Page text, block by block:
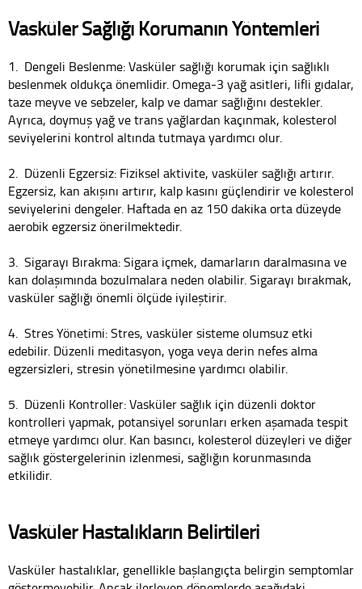
Vasküler Sağlığı Korumanın Yöntemleri
1. Dengeli Beslenme: Vasküler sağlığı korumak için sağlıklı
beslenmek oldukça önemlidir. Omega-3 yağ asitleri, lifli gıdalar,
taze meyve ve sebzeler, kalp ve damar sağlığını destekler.
Ayrıca, doymuş yağ ve trans yağlardan kaçınmak, kolesterol
seviyelerini kontrol altında tutmaya yardımcı olur.
2. Düzenli Egzersiz: Fiziksel aktivite, vasküler sağlığı artırır.
Egzersiz, kan akışını artırır, kalp kasını güçlendirir ve kolesterol
seviyelerini dengeler. Haftada en az 150 dakika orta düzeyde
aerobik egzersiz önerilmektedir.
3. Sigarayı Bırakma: Sigara içmek, damarların daralmasına ve
kan dolaşımında bozulmalara neden olabilir. Sigarayı bırakmak,
vasküler sağlığı önemli ölçüde iyileştirir.
4. Stres Yönetimi: Stres, vasküler sisteme olumsuz etki
edebilir. Düzenli meditasyon, yoga veya derin nefes alma
egzersizleri, stresin yönetilmesine yardımcı olabilir.
5. Düzenli Kontroller: Vasküler sağlık için düzenli doktor
kontrolleri yapmak, potansiyel sorunları erken aşamada tespit
etmeye yardımcı olur. Kan basıncı, kolesterol düzeyleri ve diğer
sağlık göstergelerinin izlenmesi, sağlığın korunmasında
etkilidir.
Vasküler Hastalıkların Belirtileri
Vasküler hastalıklar, genellikle başlangıçta belirgin semptomlar